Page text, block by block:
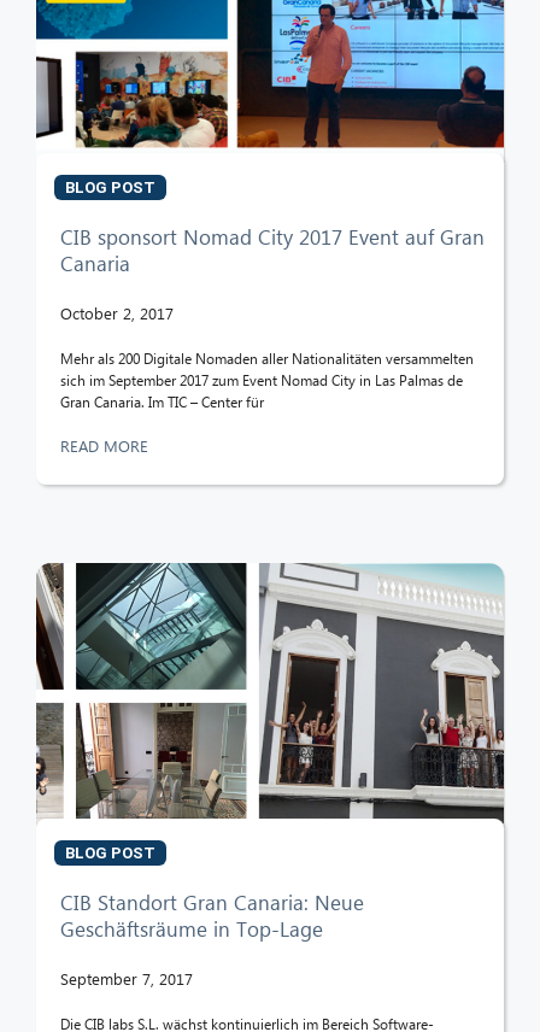
BLOG POST
CIB sponsort Nomad City 2017 Event auf Gran
Canaria
October 2, 2017
Mehr als 200 Digitale Nomaden aller Nationalitäten versammelten
sich im September 2017 zum Event Nomad City in Las Palmas de
Gran Canaria. Im TIC – Center für
READ MORE
BLOG POST
CIB Standort Gran Canaria: Neue
Geschäftsräume in Top-Lage
September 7, 2017
Die CIB labs S.L. wächst kontinuierlich im Bereich Software-